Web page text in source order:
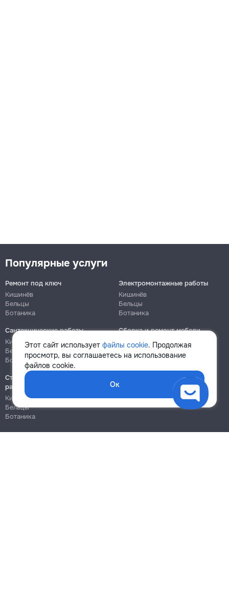
Этот сайт использует файлы cookie. Продолжая
просмотр, вы соглашаетесь на использование
файлов cookie.
Ок
Популярные услуги
Ремонт под ключ
Кишинёв
Бельцы
Ботаника
Электромонтажные работы
Кишинёв
Бельцы
Ботаника
Сантехнические работы
Кишинёв
Бельцы
Ботаника
Сборка и ремонт мебели
Кишинёв
Ботаника
Строительно-монтажные
работы
Кишинёв
Бельцы
Ботаника